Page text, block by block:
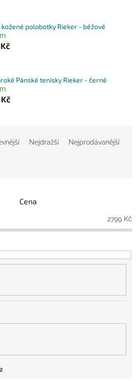
kožené polobotky Rieker - béžové
Pánské tenisky Rieker - černé
Nejdražší Nejprodávanější
Cena
2799 Kč